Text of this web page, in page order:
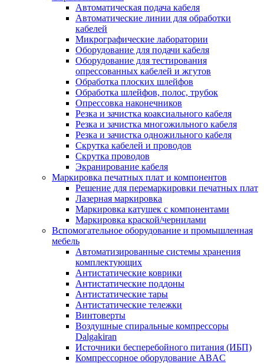
Автоматическая подача кабеля
Автоматические линии для обработки
кабелей
Микрографические лаборатории
Оборудование для подачи кабеля
Оборудование для тестирования
опрессованных кабелей и жгутов
Обработка плоских шлейфов
Обработка шлейфов, полос, трубок
Опрессовка наконечников
Резка и зачистка коаксиального кабеля
Резка и зачистка многожильного кабеля
Резка и зачистка одножильного кабеля
Скрутка кабелей и проводов
Скрутка проводов
Экранирование кабеля
Маркировка печатных плат и компонентов
Решение для перемаркировки печатных плат
Лазерная маркировка
Маркировка катушек с компонентами
Маркировка краской/чернилами
Вспомогательное оборудование и промышленная
мебель
Автоматизированные системы хранения
комплектующих
Антистатические коврики
Антистатические поддоны
Антистатические тары
Антистатические тележки
Винтоверты
Воздушные спиральные компрессоры
Dalgakiran
Источники бесперебойного питания (ИБП)
Компрессорное оборудование ABAC